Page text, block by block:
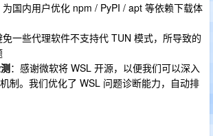
为国内用户优化 npm / PyPI / apt 等依赖下载体
免一些代理软件不支持代 TUN 模式，所导致的
：感谢微软将 WSL 开源，以便我们可以深入
制。我们优化了 WSL 问题诊断能力，自动排